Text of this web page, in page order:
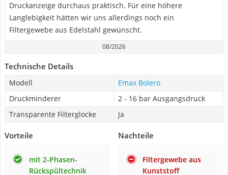
Druckanzeige durchaus praktisch. Für eine höhere
Langlebigkeit hätten wir uns allerdings noch ein
Filtergewebe aus Edelstahl gewünscht.
08/2026
Technische Details
Modell
Emax Bolero
Druckminderer
2 - 16 bar Ausgangsdruck
Transparente Filterglocke
Ja
Vorteile
mit 2-Phasen-
Rückspültechnik
Nachteile
Filtergewebe aus
Kunststoff